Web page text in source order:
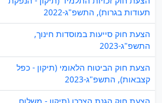
תעודות בגרות), התשפ"ג-2022
הצעת חוק סייעות במוסדות חינוך,
התשפ"ג-2023
הצעת חוק הביטוח הלאומי (תיקון - כפל
קצבאות), התשפ"ג-2023